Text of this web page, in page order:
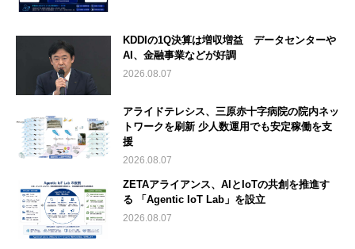
KDDIの1Q決算は増収増益 データセンターや
AI、金融事業などが好調
2026.08.07
アライドテレシス、三原赤十字病院の院内ネッ
トワークを刷新 少人数運用でも安定稼働を支
援
2026.08.07
ZETAアライアンス、AIとIoTの共創を推進す
る 「Agentic IoT Lab」を設立
2026.08.07